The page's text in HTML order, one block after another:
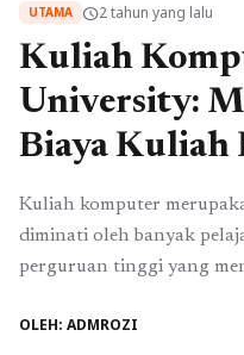
UTAMA schedule2 tahun yang lalu
Kuliah
University:
Biaya Kuliah
Kuliah komputer
diminati oleh banyak
perguruan tinggi yang
Dengan kurikulum yang
OLEH: ADMROZI